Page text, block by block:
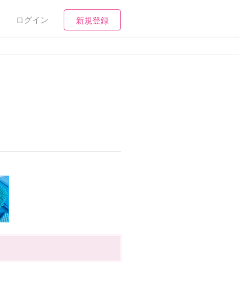
ログイン 新規登録